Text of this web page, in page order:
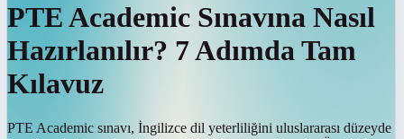
PTE Academic Sınavına Nasıl
Hazırlanılır? 7 Adımda Tam
Kılavuz
PTE Academic sınavı, İngilizce dil yeterliliğini uluslararası düzeyde